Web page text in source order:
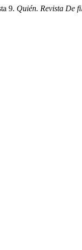
9. Quién. Revista De